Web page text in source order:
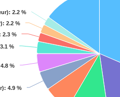
: 4.9 %
: 4.9 %
%
%
%
%
: 2.3 %
: 2.3 %
: 2.2 %
: 2.2 %
: 2.2 %
: 2.2 %